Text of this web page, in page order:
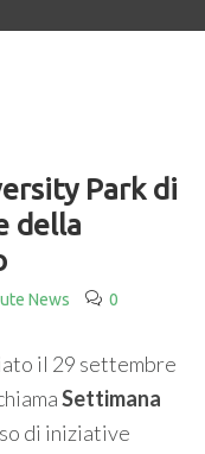
Park di
della
News 0
il 29 settembre
Settimana
di iniziative